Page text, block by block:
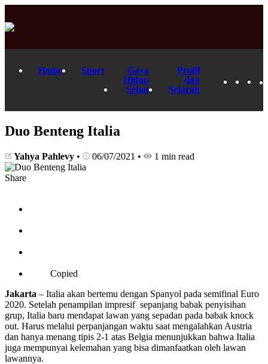
Home Sport
Gaya
Hidup
Sehat
Profil
dan
Sejarah
Duo Benteng Italia
Yahya Pahlevy • 06/07/2021 • 1 min read
Share
Copied
Jakarta – Italia akan bertemu dengan Spanyol pada semifinal Euro
2020. Setelah penampilan impresif sepanjang babak penyisihan
grup, Italia baru mendapat lawan yang sepadan pada babak knock
out. Harus melalui perpanjangan waktu saat mengalahkan Austria
dan hanya menang tipis 2-1 atas Belgia menunjukkan bahwa Italia
juga mempunyai kelemahan yang bisa dimanfaatkan oleh lawan
lawannya.